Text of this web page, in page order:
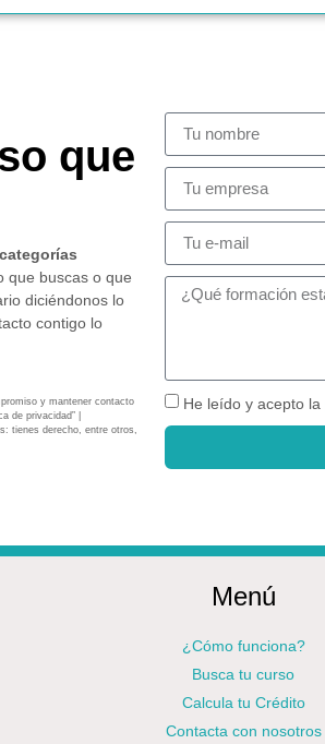
que
que buscas o que
diciéndonos lo
contigo lo
y mantener contacto
de privacidad” |
tienes derecho, entre otros,
He leído y acepto la
Menú
¿Cómo funciona?
Busca tu curso
Calcula tu Crédito
Contacta con nosotros